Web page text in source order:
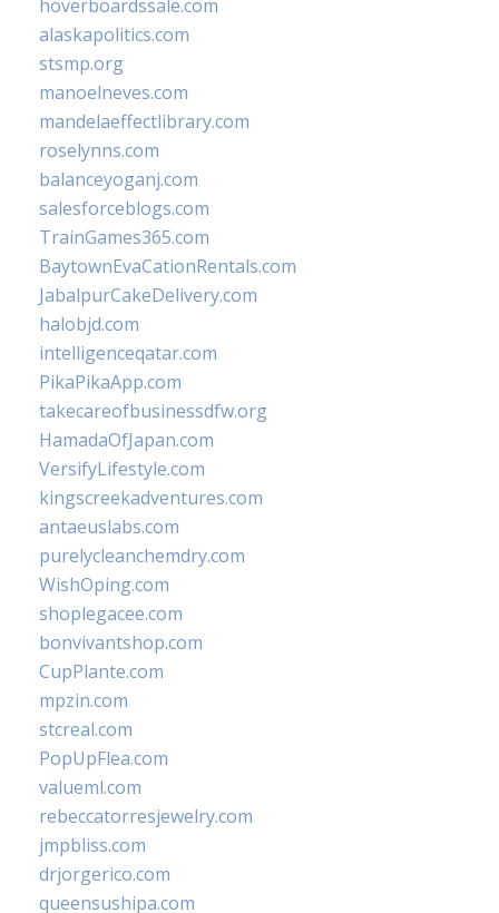
hoverboardssale.com
alaskapolitics.com
stsmp.org
manoelneves.com
mandelaeffectlibrary.com
roselynns.com
balanceyoganj.com
salesforceblogs.com
TrainGames365.com
BaytownEvaCationRentals.com
JabalpurCakeDelivery.com
halobjd.com
intelligenceqatar.com
PikaPikaApp.com
takecareofbusinessdfw.org
HamadaOfJapan.com
VersifyLifestyle.com
kingscreekadventures.com
antaeuslabs.com
purelycleanchemdry.com
WishOping.com
shoplegacee.com
bonvivantshop.com
CupPlante.com
mpzin.com
stcreal.com
PopUpFlea.com
valueml.com
rebeccatorresjewelry.com
jmpbliss.com
drjorgerico.com
queensushipa.com